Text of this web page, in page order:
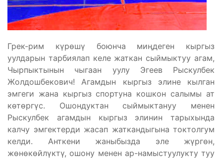
Грек-рим күрөшү боюнча миңдеген кыргыз
уулдарын тарбиялап келе жаткан сыймыктуу агам,
Чырпыктынын чыгаан уулу Эгеев Рыскулбек
Жолдошбекович! Агамдын кыргыз элине кылган
эмгеги жана кыргыз спортуна кошкон салымы ат
көтөргүс. Ошондуктан сыймыктануу менен
Рыскулбек агамдын кыргыз элинин тарыхында
калчу эмгектерди жасап жаткандыгына токтолгум
келди. Анткени жаныбызда эле жүргөн,
жөнөкөйлүктү, ошону менен ар-намыстуулукту туу